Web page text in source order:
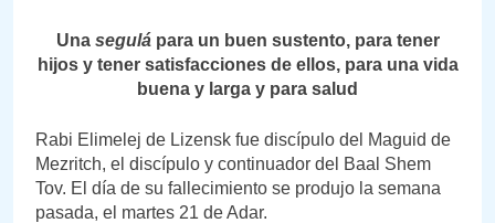
Una segulápara un buen sustento, para tener
hijos y tener satisfacciones de ellos, para una vida
buena y larga y para salud
Rabi Elimelej de Lizensk fue discípulo del Maguid de
Mezritch, el discípulo y continuador del Baal Shem
Tov. El día de su fallecimiento se produjo la semana
pasada, el martes 21 de Adar.